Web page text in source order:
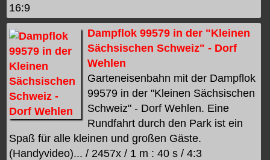
16:9
Dampflok 99579 in der "Kleinen
Sächsischen Schweiz" - Dorf
Wehlen
Garteneisenbahn mit der Dampflok
99579 in der "Kleinen Sächsischen
Schweiz" - Dorf Wehlen. Eine
Rundfahrt durch den Park ist ein
Spaß für alle kleinen und großen Gäste.
(Handyvideo)... / 2457x / 1 m : 40 s / 4:3